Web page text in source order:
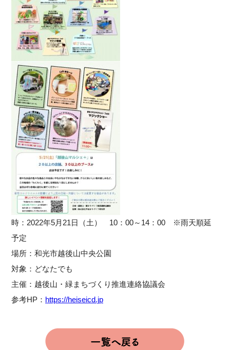
時：2022年5月21日（土） 10：00～14：00 ※雨天順延
予定
場所：和光市越後山中央公園
対象：どなたでも
主催：越後山・緑まちづくり推進連絡協議会
参考HP： https://heiseicd.jp